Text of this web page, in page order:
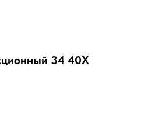
34 40Х